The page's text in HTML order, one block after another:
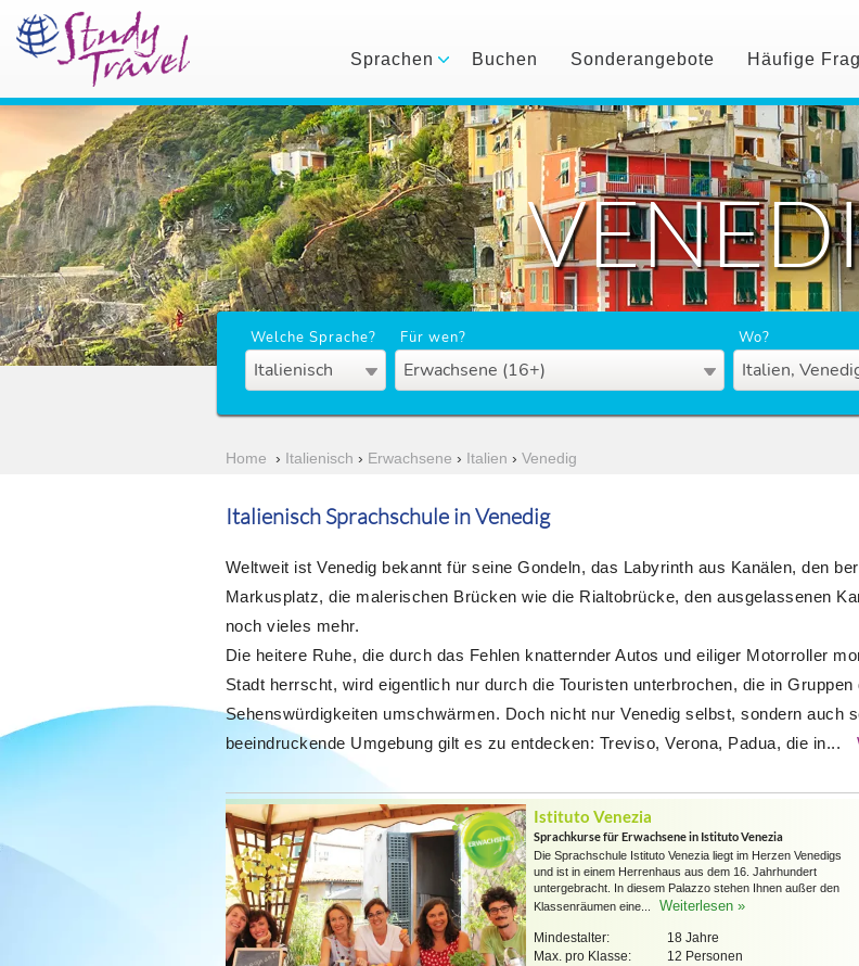
Sprachen Buchen Sonderangebote Häufige
Welche Sprache?
Italienisch
Für wen?
Erwachsene (16+)
Wo?
Italien,
Home › Italienisch › Erwachsene › Italien › Venedig
Italienisch Sprachschule in Venedig
Weltweit ist Venedig bekannt für seine Gondeln, das Labyrinth aus Kanälen, den
Markusplatz, die malerischen Brücken wie die Rialtobrücke, den ausgelassenen
noch vieles mehr.
Die heitere Ruhe, die durch das Fehlen knatternder Autos und eiliger Motorroller
Stadt herrscht, wird eigentlich nur durch die Touristen unterbrochen, die in Gruppen
Sehenswürdigkeiten umschwärmen. Doch nicht nur Venedig selbst, sondern auch
beeindruckende Umgebung gilt es zu entdecken: Treviso, Verona, Padua, die in...
Istituto Venezia
Sprachkurse für Erwachsene in Istituto Venezia
Die Sprachschule Istituto Venezia liegt im Herzen Venedigs
und ist in einem Herrenhaus aus dem 16. Jahrhundert
untergebracht. In diesem Palazzo stehen Ihnen außer den
Klassenräumen eine...
Weiterlesen »
Mindestalter:
18 Jahre
Max. pro Klasse:
12 Personen